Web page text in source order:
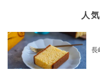
人
長